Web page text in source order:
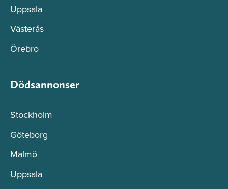
Uppsala
Västerås
Örebro
Dödsannonser
Stockholm
Göteborg
Malmö
Uppsala